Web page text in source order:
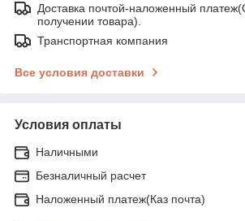
Доставка почтой-наложенный
получении товара).
Транспортная компания
Все условия доставки
Условия оплаты
Наличными
Безналичный расчет
Наложенный платеж(Каз почта)